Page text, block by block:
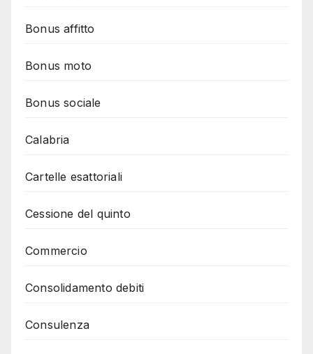
Bonus affitto
Bonus moto
Bonus sociale
Calabria
Cartelle esattoriali
Cessione del quinto
Commercio
Consolidamento debiti
Consulenza